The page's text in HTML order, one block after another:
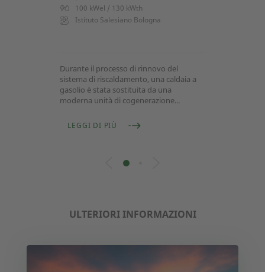
100 kWel / 130 kWth
Istituto Salesiano Bologna
Durante il processo di rinnovo del
sistema di riscaldamento, una caldaia a
gasolio è stata sostituita da una
moderna unità di cogenerazione...
LEGGI DI PIÙ
ULTERIORI INFORMAZIONI